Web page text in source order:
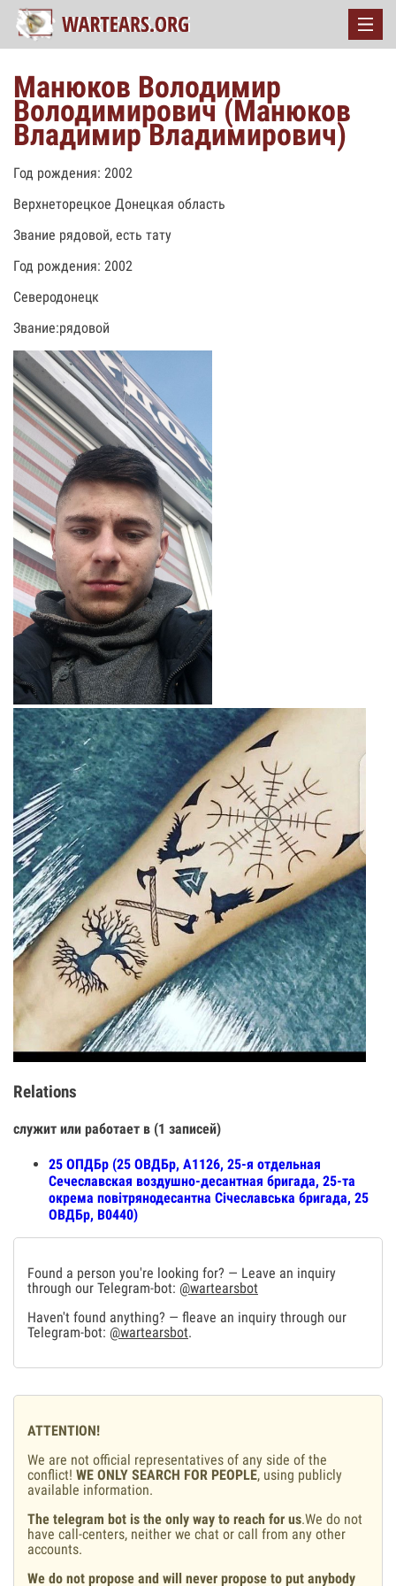
Манюков Володимир
Володимирович (Манюков
Владимир Владимирович)
Год рождения: 2002
Верхнеторецкое Донецкая область
Звание рядовой, есть тату
Год рождения: 2002
Северодонецк
Звание:рядовой
Relations
служит или работает в (1 записей)
25 ОПДБр (25 ОВДБр, А1126, 25-я отдельная
Сечеславская воздушно-десантная бригада, 25-та
окрема повітрянодесантна Січеславська бригада, 25
ОВДБр, В0440)
Found a person you're looking for? — Leave an inquiry
through our Telegram-bot: @wartearsbot
Haven't found anything? — fleave an inquiry through our
Telegram-bot: @wartearsbot.
ATTENTION!
We are not official representatives of any side of the
conflict! WE ONLY SEARCH FOR PEOPLE, using publicly
available information.
The telegram bot is the only way to reach for us.We do not
have call-centers, neither we chat or call from any other
accounts.
We do not propose and will never propose to put anybody